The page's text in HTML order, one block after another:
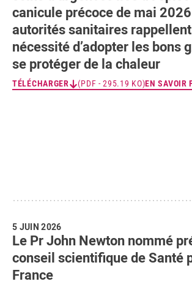
canicule précoce de mai
autorités sanitaires
nécessité d’adopter les bons
se protéger de la chaleur
TÉLÉCHARGER (PDF - 295.19 KO)EN SAVOIR
5 JUIN 2026
Le Pr John Newton nommé
conseil scientifique de Santé
France